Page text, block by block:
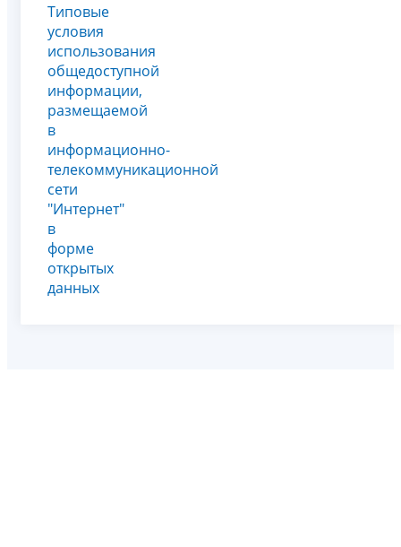
Типовые
условия
использования
общедоступной
информации,
размещаемой
в
информационно-
телекоммуникационной
сети
"Интернет"
в
форме
открытых
данных